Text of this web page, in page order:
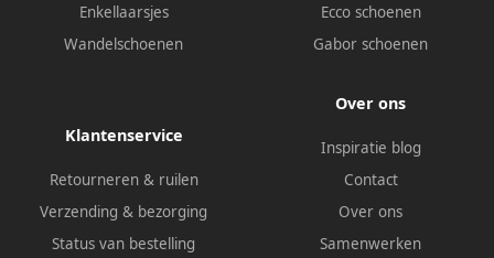
Enkellaarsjes
Wandelschoenen
Ecco schoenen
Gabor schoenen
Klantenservice
Retourneren & ruilen
Verzending & bezorging
Status van bestelling
Over ons
Inspiratie blog
Contact
Over ons
Samenwerken